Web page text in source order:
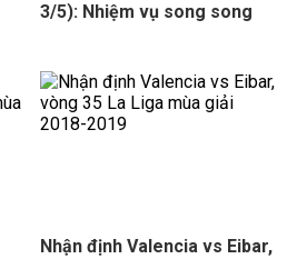
3/5): Nhiệm vụ song song
Nhận định Valencia vs Eibar,